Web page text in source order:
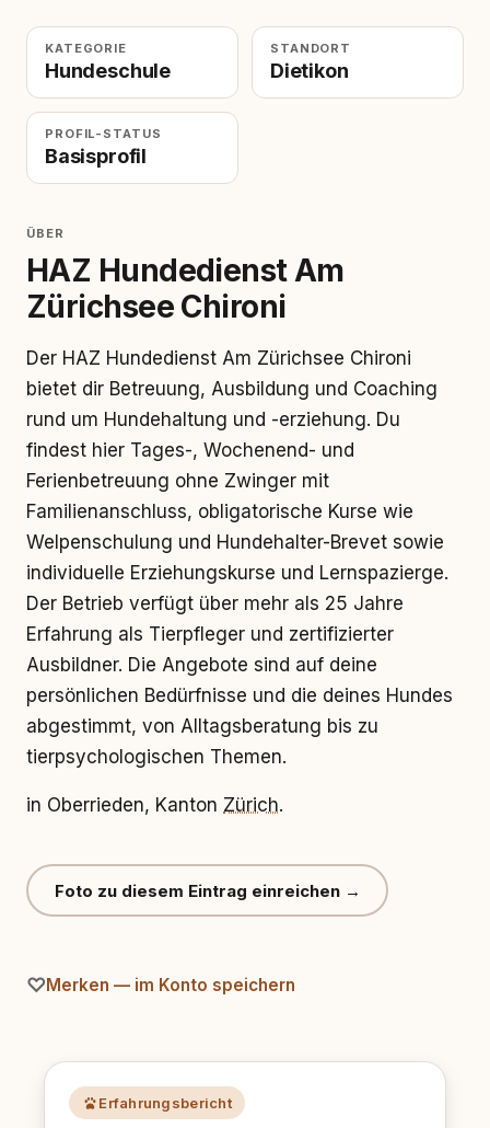
KATEGORIE
Hundeschule
STANDORT
Dietikon
PROFIL-STATUS
Basisprofil
ÜBER
HAZ Hundedienst Am
Zürichsee Chironi
Der HAZ Hundedienst Am Zürichsee Chironi
bietet dir Betreuung, Ausbildung und Coaching
rund um Hundehaltung und -erziehung. Du
findest hier Tages-, Wochenend- und
Ferienbetreuung ohne Zwinger mit
Familienanschluss, obligatorische Kurse wie
Welpenschulung und Hundehalter-Brevet sowie
individuelle Erziehungskurse und Lernspazierge.
Der Betrieb verfügt über mehr als 25 Jahre
Erfahrung als Tierpfleger und zertifizierter
Ausbildner. Die Angebote sind auf deine
persönlichen Bedürfnisse und die deines Hundes
abgestimmt, von Alltagsberatung bis zu
tierpsychologischen Themen.
in Oberrieden, Kanton Zürich.
Foto zu diesem Eintrag einreichen →
Merken — im Konto speichern
Erfahrungsbericht